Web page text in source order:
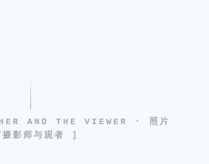
AND THE VIEWER · 照片
摄影师与观者 ]